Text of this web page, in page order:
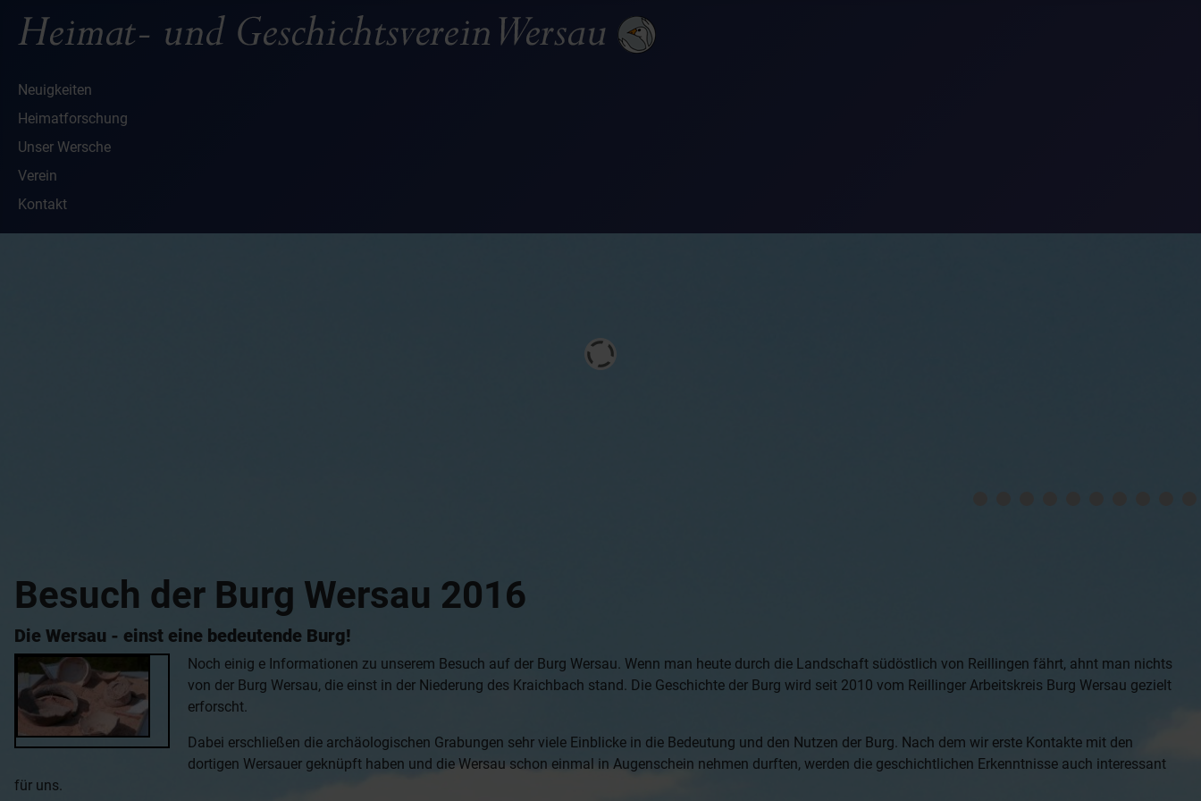
Neuigkeiten
Heimatforschung
Unser Wersche
Verein
Kontakt
Besuch der Burg Wersau 2016
Die Wersau - einst eine bedeutende Burg!
Noch einig e Informationen zu unserem Besuch auf der Burg Wersau. Wenn man heute durch die Landschaft südöstlich von Reillingen fährt, ahnt man nichts
von der Burg Wersau, die einst in der Niederung des Kraichbach stand. Die Geschichte der Burg wird seit 2010 vom Reillinger Arbeitskreis Burg Wersau gezielt
erforscht.
Dabei erschließen die archäologischen Grabungen sehr viele Einblicke in die Bedeutung und den Nutzen der Burg. Nach dem wir erste Kontakte mit den
dortigen Wersauer geknüpft haben und die Wersau schon einmal in Augenschein nehmen durften, werden die geschichtlichen Erkenntnisse auch interessant
für uns.